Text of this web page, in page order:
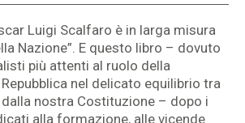
Luigi Scalfaro è in larga misura
Nazione”. E questo libro – dovuto
più attenti al ruolo della
nel delicato equilibrio tra
nostra Costituzione – dopo i
alla formazione, alle vicende